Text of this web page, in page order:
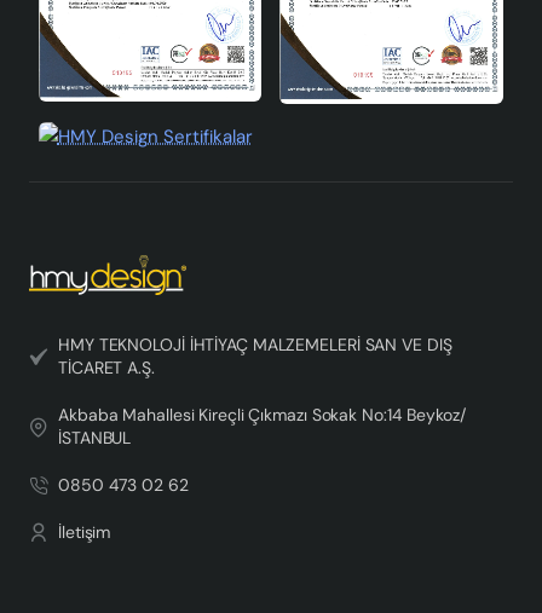
HMY TEKNOLOJİ İHTİYAÇ MALZEMELERİ SAN VE DIŞ
TİCARET A.Ş.
Akbaba Mahallesi Kireçli Çıkmazı Sokak No:14 Beykoz/
İSTANBUL
0850 473 02 62
İletişim